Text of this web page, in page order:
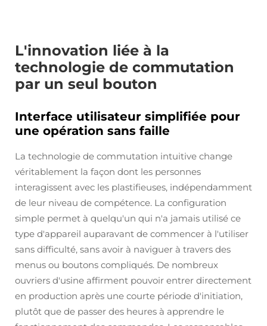
L'innovation liée à la
technologie de commutation
par un seul bouton
Interface utilisateur simplifiée pour
une opération sans faille
La technologie de commutation intuitive change
véritablement la façon dont les personnes
interagissent avec les plastifieuses, indépendamment
de leur niveau de compétence. La configuration
simple permet à quelqu'un qui n'a jamais utilisé ce
type d'appareil auparavant de commencer à l'utiliser
sans difficulté, sans avoir à naviguer à travers des
menus ou boutons compliqués. De nombreux
ouvriers d'usine affirment pouvoir entrer directement
en production après une courte période d'initiation,
plutôt que de passer des heures à apprendre le